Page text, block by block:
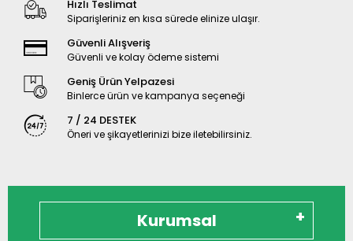
Hızlı Teslimat
Siparişleriniz en kısa sürede elinize ulaşır.
Güvenli Alışveriş
Güvenli ve kolay ödeme sistemi
Geniş Ürün Yelpazesi
Binlerce ürün ve kampanya seçeneği
7 / 24 DESTEK
Öneri ve şikayetlerinizi bize iletebilirsiniz.
Kurumsal